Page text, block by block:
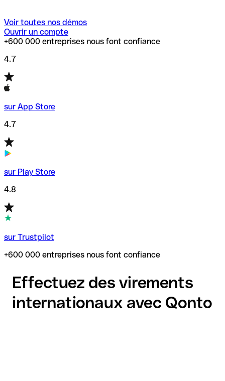
Voir toutes nos démos
Ouvrir un compte
+600 000 entreprises nous font confiance
4.7
sur App Store
4.7
sur Play Store
4.8
sur Trustpilot
+600 000 entreprises nous font confiance
Effectuez des virements
internationaux avec Qonto